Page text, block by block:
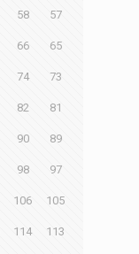
57
58
65
66
73
74
81
82
89
90
97
98
105
106
113
114